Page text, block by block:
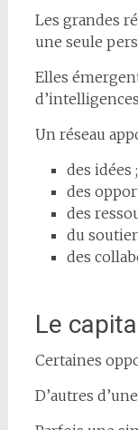
Les grandes
une seule
Elles
Un réseau
des idées ;
des
des
du
des
Le
Certaines
D’autres